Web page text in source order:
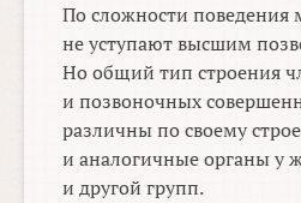
По сложности поведения
не уступают высшим
Но общий тип строения
и позвоночных
различны по своему
и аналогичные органы у
и другой групп.